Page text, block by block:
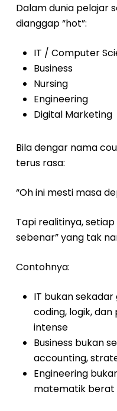
Dalam dunia pelajar
dianggap “hot”:
IT / Computer
Business
Nursing
Engineering
Digital Marketing
Bila dengar nama
terus rasa:
“Oh ini mesti masa
Tapi realitinya,
sebenar” yang tak
Contohnya:
IT bukan
coding, logik,
intense
Business bukan
accounting,
Engineering
matematik berat